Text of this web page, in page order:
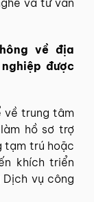
về địa
được
về trung tâm
hồ sơ trợ
tạm trú hoặc
khích triển
vụ công